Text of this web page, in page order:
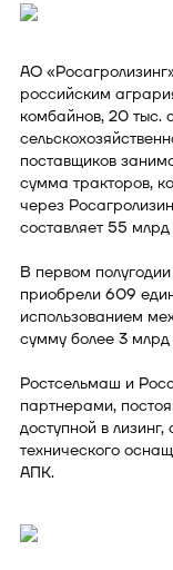
АО
российским
комбайнов, 20 тыс.
поставщиков
сумма тракторов,
через
составляет 55
В первом
приобрели 609
использованием
сумму более 3 млрд
Ростсельмаш и
партнерами,
доступной в
технического
АПК.